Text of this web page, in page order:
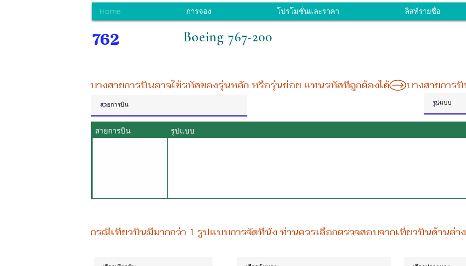
Home การจอง โปรโมชั่นและราคา ลิสท์รายชื่อ
762 Boeing 767-200
บางสายการบินอาจใช้รหัสของรุ่นหลัก หรือรุ่นย่อย แทนรหัสที่ถูกต้องได้
สายการบิน รูปแบบ
กรณีเที่ยวบินมีมากกว่า 1 รูปแบบการจัดที่นั่ง ท่านควรเลือกตรวจสอบจากเที่ยวบินด้านล่าง